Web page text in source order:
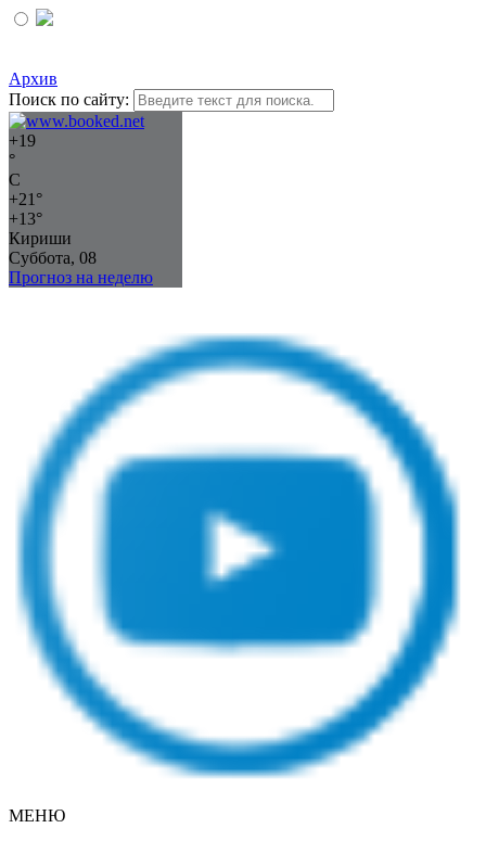
Архив
Поиск по сайту:
+19
°
C
+21°
+13°
Кириши
Суббота, 08
Прогноз на неделю
МЕНЮ